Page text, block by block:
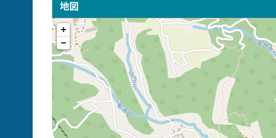
地図
+
−